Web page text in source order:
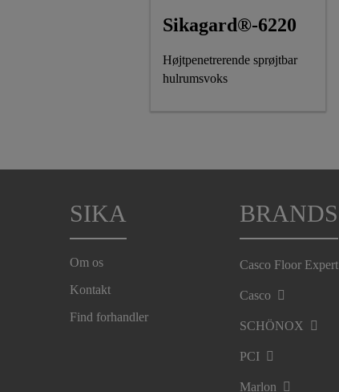
Sikagard®-6220
Højtpenetrerende sprøjtbar
hulrumsvoks
SIKA
Om os
Kontakt
Find forhandler
BRANDS
Casco Floor Expert
Casco
SCHÖNOX
PCI
Marlon